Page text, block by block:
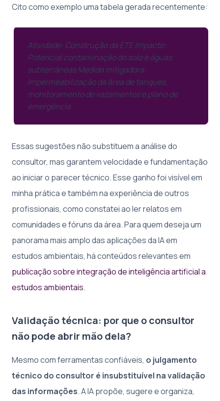
Cito como exemplo uma tabela gerada recentemente:
Atividade: Construção da ETE Impacto:
Potencial contaminação do solo e águas
subterrâneas Medida mitigadora:
Impermeabilização da área de tanques,
monitoramento de vazamentos e plano de
emergência
Essas sugestões não substituem a análise do
consultor, mas garantem velocidade e fundamentação
ao iniciar o parecer técnico. Esse ganho foi visível em
minha prática e também na experiência de outros
profissionais, como constatei ao ler relatos em
comunidades e fóruns da área. Para quem deseja um
panorama mais amplo das aplicações da IA em
estudos ambientais, há conteúdos relevantes em
publicação sobre integração de inteligência artificial a
estudos ambientais.
Validação técnica: por que o consultor
não pode abrir mão dela?
Mesmo com ferramentas confiáveis, o julgamento
técnico do consultor é insubstituível na validação
das informações. A IA propõe, sugere e organiza,